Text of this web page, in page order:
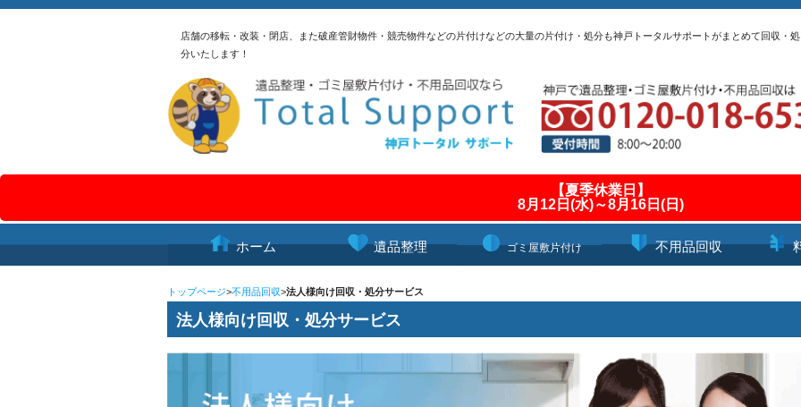
店舗の移転・改装・閉店、また破産管財物件・競売物件などの片付けなどの大量の片付け・処分も神戸トータルサポートがまとめて回収・処
分いたします！
【夏季休業日】
8月12日(水)～8月16日(日)
ホーム 遺品整理 ゴミ屋敷片付け 不用品回収
トップページ>不用品回収>法人様向け回収・処分サービス
法人様向け回収・処分サービス